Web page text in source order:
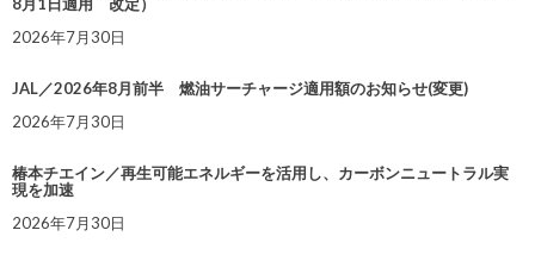
8月1日適用 改定）
2026年7月30日
JAL／2026年8月前半 燃油サーチャージ適用額のお知らせ(変更)
2026年7月30日
椿本チエイン／再生可能エネルギーを活用し、カーボンニュートラル実
現を加速
2026年7月30日